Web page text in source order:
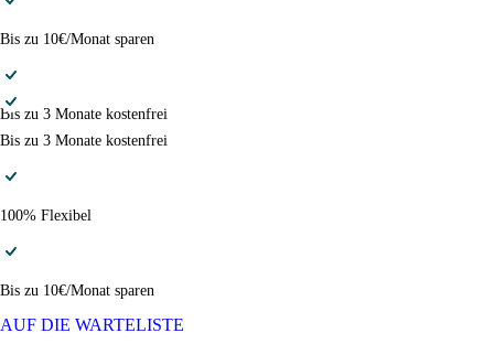
Bis zu 10€/Monat sparen
Bis zu 3 Monate kostenfrei
Bis zu 3 Monate kostenfrei
100% Flexibel
Bis zu 10€/Monat sparen
AUF DIE WARTELISTE